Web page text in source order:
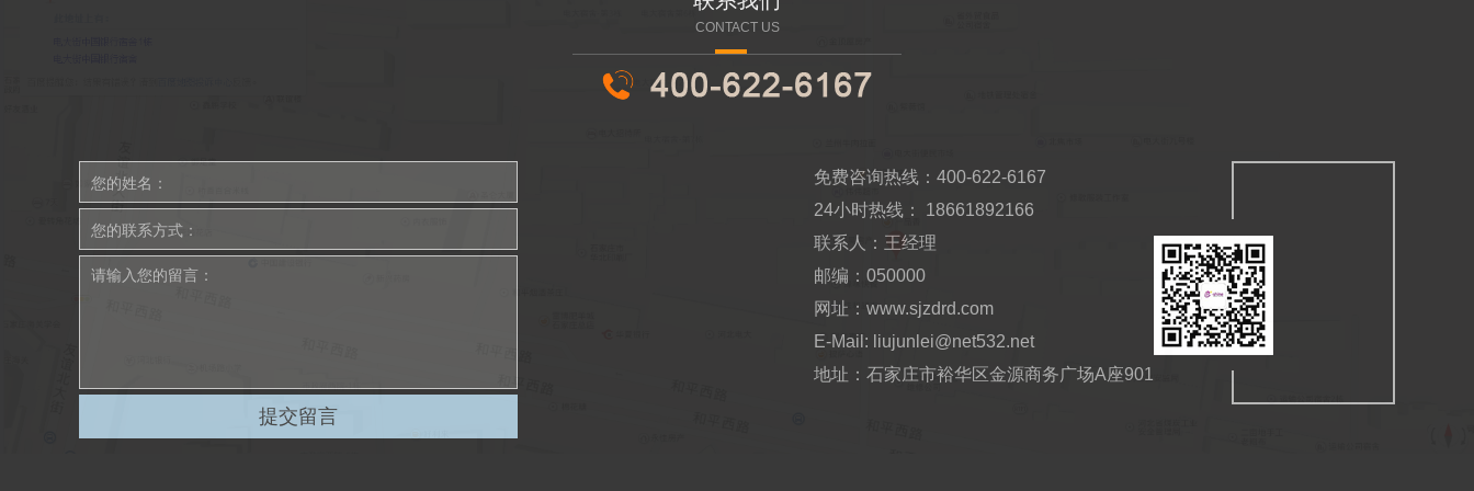
CONTACT US
免费咨询热线：400-622-6167
24小时热线： 18661892166
联系人：王经理
邮编：050000
网址：www.sjzdrd.com
E-Mail: liujunlei@net532.net
地址：石家庄市裕华区金源商务广场A座901